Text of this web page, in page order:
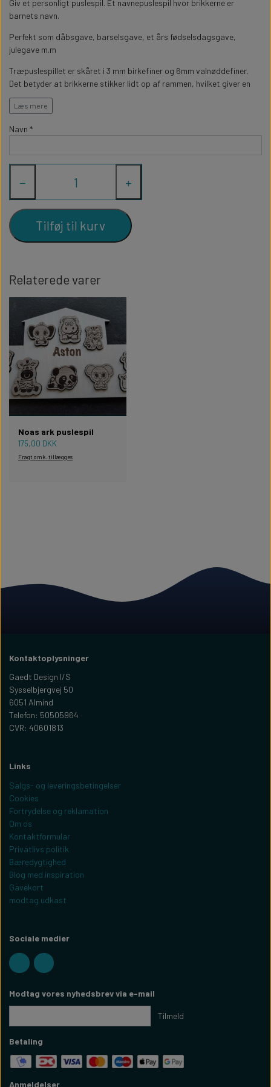
FORKLÆDER MED TEKST
GAVEÆSKER I TRÆ
TERMOKRUS MED PRINT
STUDENT
NYTÅRS FEST
WILLOW TREE OPHÆNG
WALLSTICKERS
STUEN
Giv et personligt puslespil. Et navnepuslespil hvor brikkerne er
barnets navn.
Perfekt som dåbsgave, barselsgave, et års fødselsdagsgave,
julegave m.m
Træpuslespillet er skåret i 3 mm birkefiner og 6mm valnøddefiner.
Det betyder at brikkerne stikker lidt op af rammen, hvilket giver en
flot effekt.
Puslespillet måler ca 9cm i højden, længden afhænger af længden af
barnets navn.
Læs mere
Navn *
− +
Tilføj til kurv
Relaterede varer
Noas ark puslespil
175,00 DKK
Fragt omk. tillægges
Kontaktoplysninger
Gaedt Design I/S
Sysselbjergvej 50
6051 Almind
Telefon: 50505964
CVR: 40601813
Links
Salgs- og leveringsbetingelser
Cookies
Fortrydelse og reklamation
Om os
Kontaktformular
Privatlivs politik
Bæredygtighed
Blog med inspiration
Gavekort
modtag udkast
Sociale medier
Modtag vores nyhedsbrev via e-mail
Tilmeld
Betaling
Anmeldelser